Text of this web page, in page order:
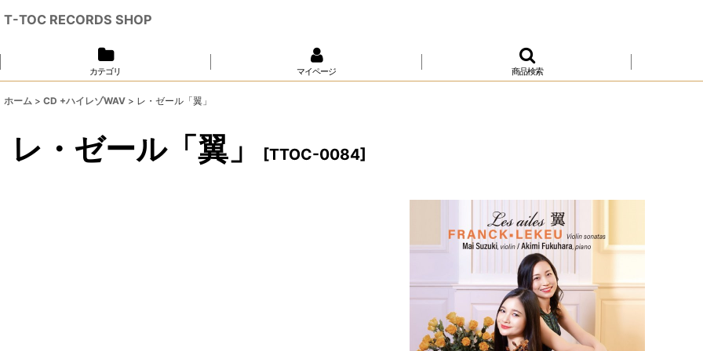
T-TOC RECORDS SHOP
カテゴリ マイページ 商品検索
ホーム > CD +ハイレゾWAV > レ・ゼール「翼」
レ・ゼール「翼」 [TTOC-0084]